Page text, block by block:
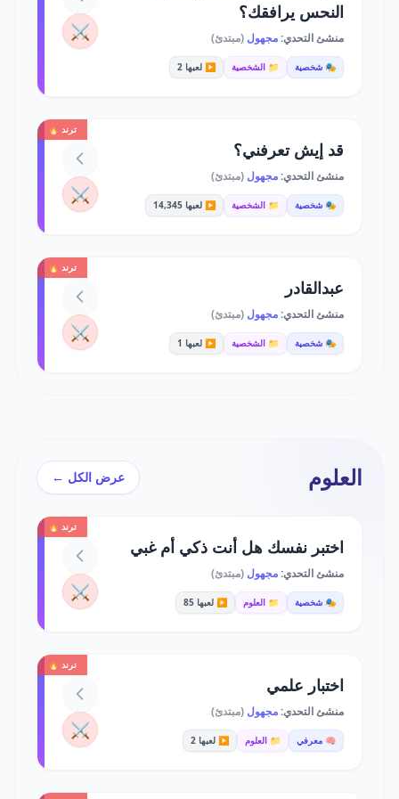
النحس يرافقك؟
منشئ التحدي:مجهول (مبتدئ)
🎭 شخصية 📁 الشخصية ▶️ لعبها 2
⚔️
ترند 🔥
قد إيش تعرفني؟
منشئ التحدي:مجهول (مبتدئ)
🎭 شخصية 📁 الشخصية ▶️ لعبها 14,345 ⚔️
ترند 🔥
عبدالقادر
منشئ التحدي:مجهول (مبتدئ)
🎭 شخصية 📁 الشخصية ▶️ لعبها 1 ⚔️
العلوم عرض الكل ←
ترند 🔥
اختبر نفسك هل أنت ذكي أم غبي
منشئ التحدي:مجهول (مبتدئ)
🎭 شخصية 📁 العلوم ▶️ لعبها 85 ⚔️
ترند 🔥
اختبار علمي
منشئ التحدي:مجهول (مبتدئ)
🧠 معرفي 📁 العلوم ▶️ لعبها 2 ⚔️